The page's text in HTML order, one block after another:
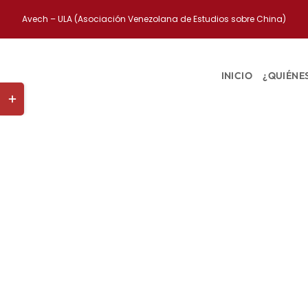
Avech – ULA (Asociación Venezolana de Estudios sobre China)
INICIO
Toggle
Sliding